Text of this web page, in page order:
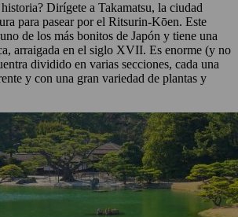
Dirígete a Takamatsu, la ciudad
para pasear por el Ritsurin-Kōen. Este
de los más bonitos de Japón y tiene una
arraigada en el siglo XVII. Es enorme (y no
dividido en varias secciones, cada una
y con una gran variedad de plantas y